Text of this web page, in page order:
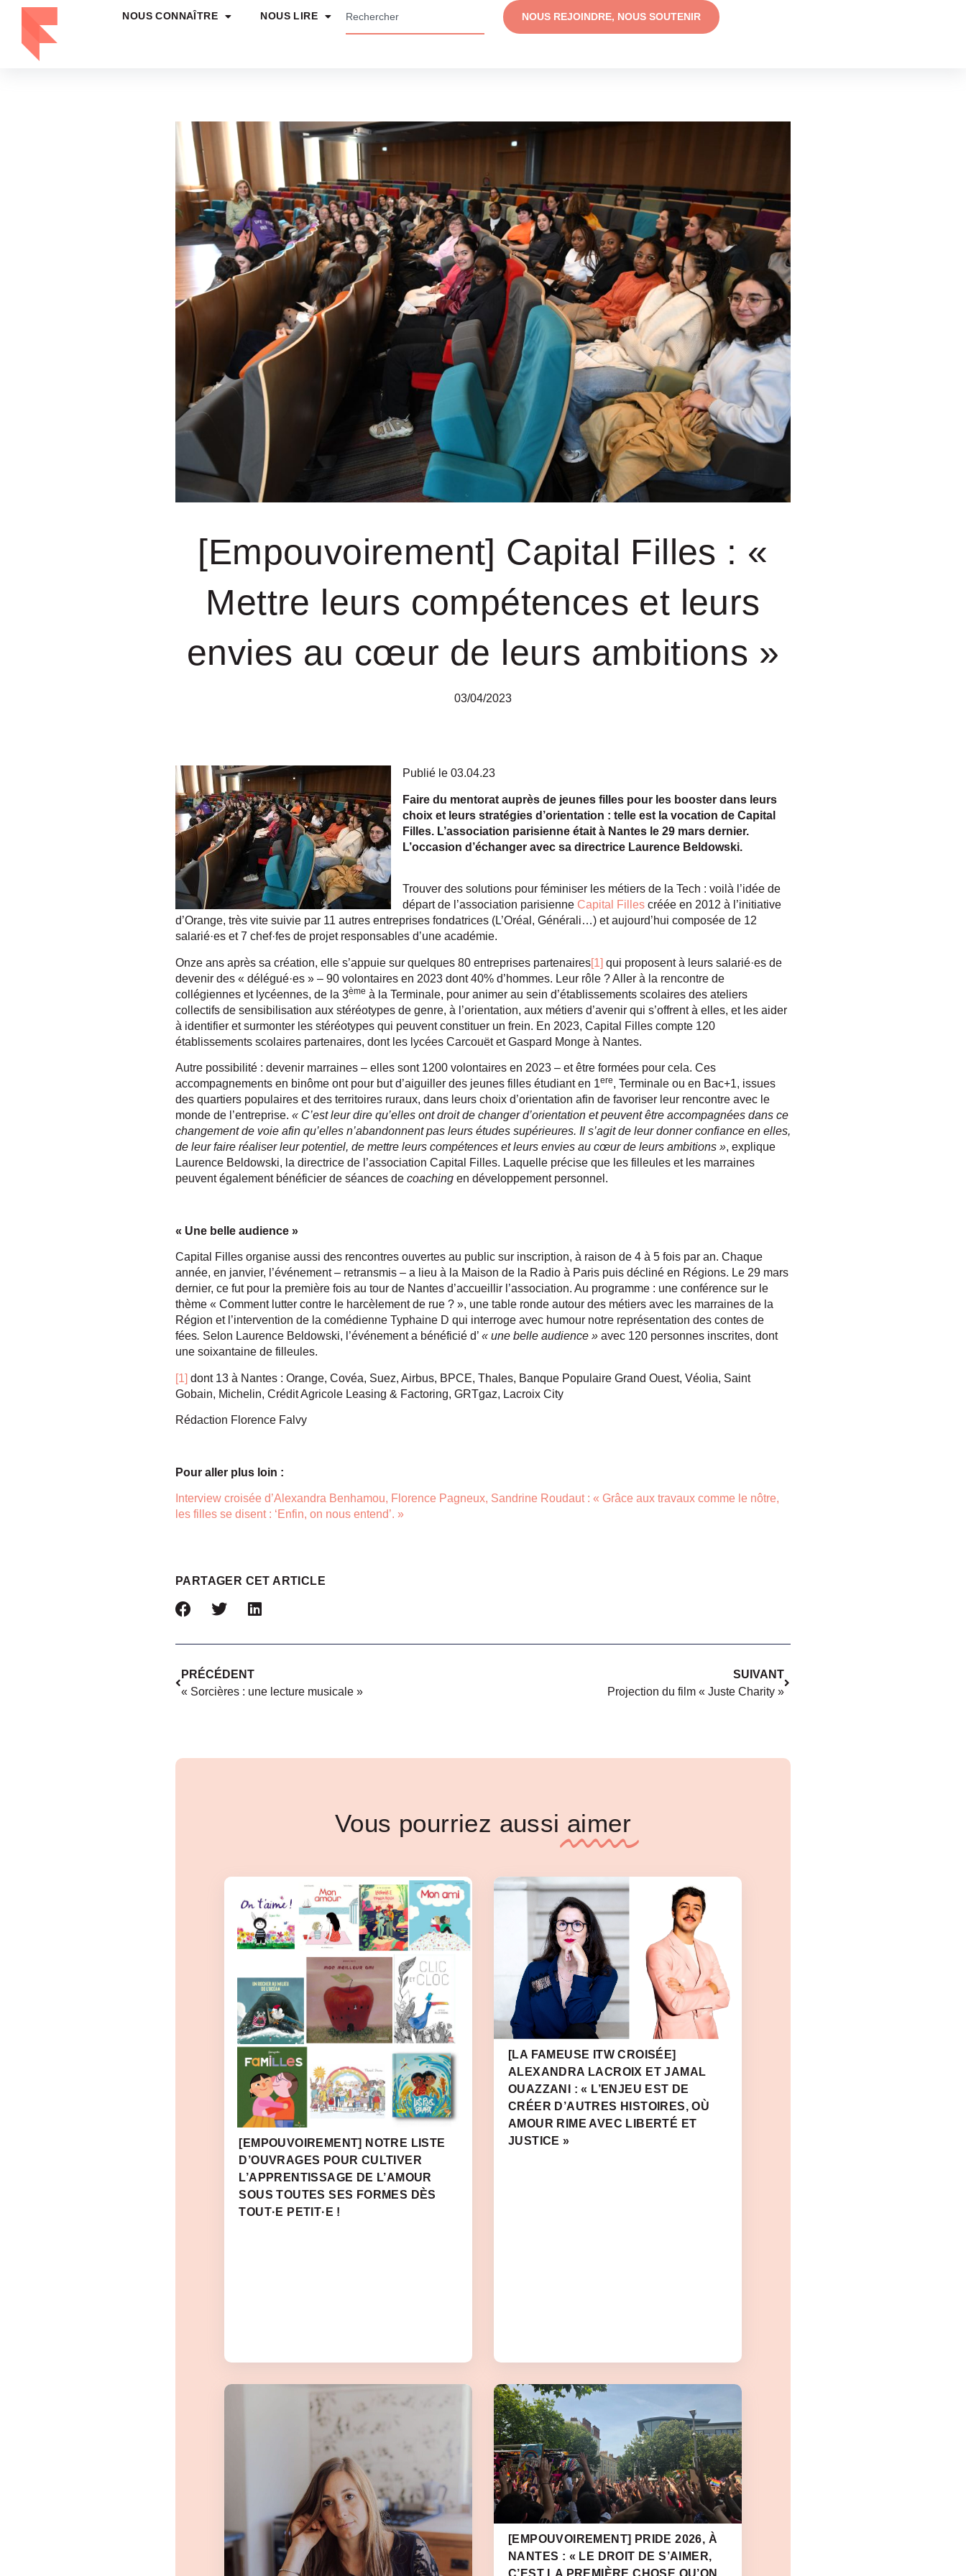
NOUS CONNAÎTRE NOUS LIRE NOUS REJOINDRE, NOUS SOUTENIR
[Empouvoirement] Capital Filles : «
Mettre leurs compétences et leurs
envies au cœur de leurs ambitions »
03/04/2023
Publié le 03.04.23
Faire du mentorat auprès de jeunes filles pour les booster dans leurs
choix et leurs stratégies d’orientation : telle est la vocation de Capital
Filles. L’association parisienne était à Nantes le 29 mars dernier.
L’occasion d’échanger avec sa directrice Laurence Beldowski.
Trouver des solutions pour féminiser les métiers de la Tech : voilà l’idée de
départ de l’association parisienne Capital Filles créée en 2012 à l’initiative
d’Orange, très vite suivie par 11 autres entreprises fondatrices (L’Oréal, Générali…) et aujourd’hui composée de 12
salarié·es et 7 chef·fes de projet responsables d’une académie.
Onze ans après sa création, elle s’appuie sur quelques 80 entreprises partenaires[1] qui proposent à leurs salarié·es de
devenir des « délégué·es » – 90 volontaires en 2023 dont 40% d’hommes. Leur rôle ? Aller à la rencontre de
collégiennes et lycéennes, de la 3ème à la Terminale, pour animer au sein d’établissements scolaires des ateliers
collectifs de sensibilisation aux stéréotypes de genre, à l’orientation, aux métiers d’avenir qui s’offrent à elles, et les aider
à identifier et surmonter les stéréotypes qui peuvent constituer un frein. En 2023, Capital Filles compte 120
établissements scolaires partenaires, dont les lycées Carcouët et Gaspard Monge à Nantes.
Autre possibilité : devenir marraines – elles sont 1200 volontaires en 2023 – et être formées pour cela. Ces
accompagnements en binôme ont pour but d’aiguiller des jeunes filles étudiant en 1ere, Terminale ou en Bac+1, issues
des quartiers populaires et des territoires ruraux, dans leurs choix d’orientation afin de favoriser leur rencontre avec le
monde de l’entreprise. « C’est leur dire qu’elles ont droit de changer d’orientation et peuvent être accompagnées dans ce
changement de voie afin qu’elles n’abandonnent pas leurs études supérieures. Il s’agit de leur donner confiance en elles,
de leur faire réaliser leur potentiel, de mettre leurs compétences et leurs envies au cœur de leurs ambitions », explique
Laurence Beldowski, la directrice de l’association Capital Filles. Laquelle précise que les filleules et les marraines
peuvent également bénéficier de séances de coaching en développement personnel.
« Une belle audience »
Capital Filles organise aussi des rencontres ouvertes au public sur inscription, à raison de 4 à 5 fois par an. Chaque
année, en janvier, l’événement – retransmis – a lieu à la Maison de la Radio à Paris puis décliné en Régions. Le 29 mars
dernier, ce fut pour la première fois au tour de Nantes d’accueillir l’association. Au programme : une conférence sur le
thème « Comment lutter contre le harcèlement de rue ? », une table ronde autour des métiers avec les marraines de la
Région et l’intervention de la comédienne Typhaine D qui interroge avec humour notre représentation des contes de
fées. Selon Laurence Beldowski, l’événement a bénéficié d’ « une belle audience » avec 120 personnes inscrites, dont
une soixantaine de filleules.
[1] dont 13 à Nantes : Orange, Covéa, Suez, Airbus, BPCE, Thales, Banque Populaire Grand Ouest, Véolia, Saint
Gobain, Michelin, Crédit Agricole Leasing & Factoring, GRTgaz, Lacroix City
Rédaction Florence Falvy
Pour aller plus loin :
Interview croisée d’Alexandra Benhamou, Florence Pagneux, Sandrine Roudaut : « Grâce aux travaux comme le nôtre,
les filles se disent : ‘Enfin, on nous entend’. »
PARTAGER CET ARTICLE
PRÉCÉDENT
« Sorcières : une lecture musicale »
SUIVANT
Projection du film « Juste Charity »
Vous pourriez aussi aimer
[EMPOUVOIREMENT] NOTRE LISTE
D’OUVRAGES POUR CULTIVER
L’APPRENTISSAGE DE L’AMOUR
SOUS TOUTES SES FORMES DÈS
TOUT·E PETIT·E !
[LA FAMEUSE ITW CROISÉE]
ALEXANDRA LACROIX ET JAMAL
OUAZZANI : « L’ENJEU EST DE
CRÉER D’AUTRES HISTOIRES, OÙ
AMOUR RIME AVEC LIBERTÉ ET
JUSTICE »
[EMPOUVOIREMENT] PRIDE 2026, À
NANTES : « LE DROIT DE S’AIMER,
C’EST LA PREMIÈRE CHOSE QU’ON